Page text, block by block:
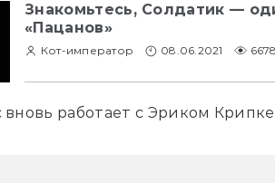
Знакомьтесь, Солдатик —
«Пацанов»
Кот-император 08.06.2021 6678
работает с Эриком